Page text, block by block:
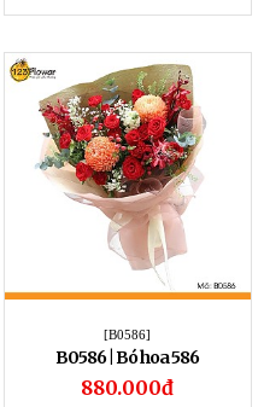
[B0586]
B0586 | Bó hoa 586
880.000đ